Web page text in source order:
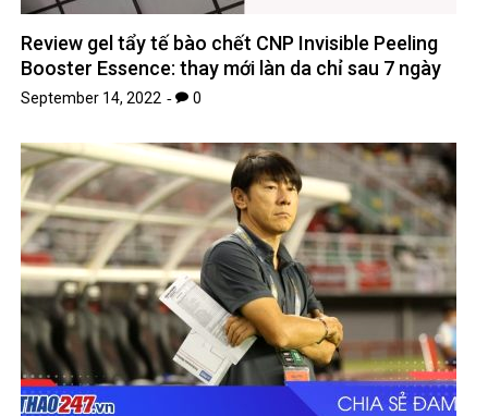
Review gel tẩy tế bào chết CNP Invisible Peeling
Booster Essence: thay mới làn da chỉ sau 7 ngày
September 14, 2022 0